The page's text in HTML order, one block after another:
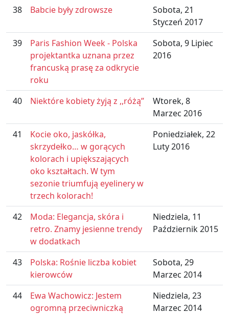
38
Babcie były zdrowsze
Sobota, 21
Styczeń 2017
39
Paris Fashion Week - Polska
projektantka uznana przez
francuską prasę za odkrycie
roku
Sobota, 9 Lipiec
2016
40 Niektóre kobiety żyją z ,,różą”
Wtorek, 8
Marzec 2016
41
Kocie oko, jaskółka,
skrzydełko… w gorących
kolorach i upiększających
oko kształtach. W tym
sezonie triumfują eyelinery w
trzech kolorach!
Poniedziałek, 22
Luty 2016
42
Moda: Elegancja, skóra i
retro. Znamy jesienne trendy
w dodatkach
Niedziela, 11
Październik 2015
43
Polska: Rośnie liczba kobiet
kierowców
Sobota, 29
Marzec 2014
44
Ewa Wachowicz: Jestem
ogromną przeciwniczką
Niedziela, 23
Marzec 2014